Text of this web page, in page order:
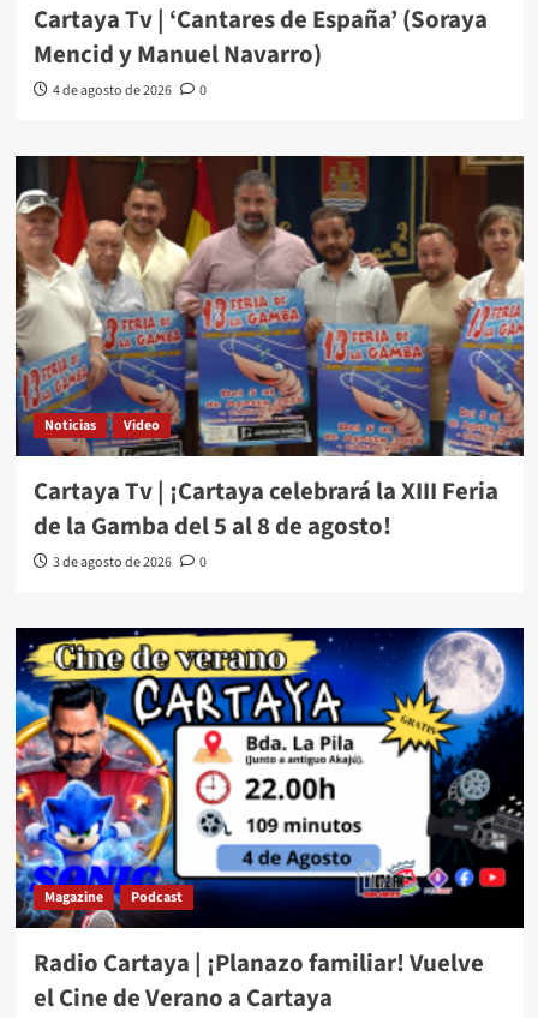
Cartaya Tv | ‘Cantares de España’ (Soraya
Mencid y Manuel Navarro)
4 de agosto de 2026 0
Noticias Video
Cartaya Tv | ¡Cartaya celebrará la XIII Feria
de la Gamba del 5 al 8 de agosto!
3 de agosto de 2026 0
Magazine Podcast
Radio Cartaya | ¡Planazo familiar! Vuelve
el Cine de Verano a Cartaya